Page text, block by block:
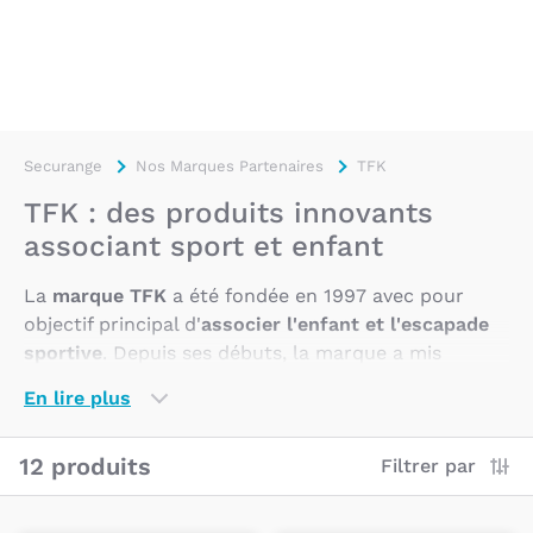
Securange Nos Marques Partenaires TFK
TFK : des produits innovants
associant sport et enfant
La marque TFK a été fondée en 1997 avec pour
objectif principal d'associer l'enfant et l'escapade
sportive . Depuis ses débuts, la marque a mis
axé sur le sport
TFK se distingue par son pouvoir d'innovation dans
le domaine du jogging et répond depuis des années
En lire plus
12 produits Filtrer par